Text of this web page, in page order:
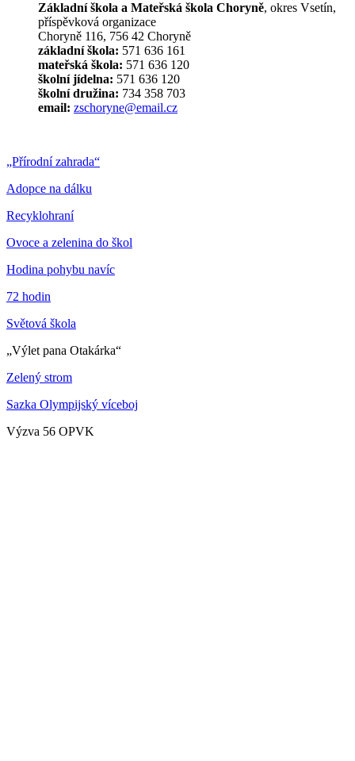
Základní škola a Mateřská škola Choryně, okres Vsetín,
příspěvková organizace
Choryně 116, 756 42 Choryně
základní škola: 571 636 161
mateřská škola: 571 636 120
školní jídelna: 571 636 120
školní družina: 734 358 703
email: zschoryne@email.cz
„Přírodní zahrada“
Adopce na dálku
Recyklohraní
Ovoce a zelenina do škol
Hodina pohybu navíc
72 hodin
Světová škola
„Výlet pana Otakárka“
Zelený strom
Sazka Olympijský víceboj
Výzva 56 OPVK